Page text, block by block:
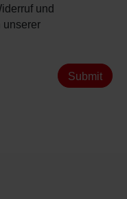
und
unserer
Submit